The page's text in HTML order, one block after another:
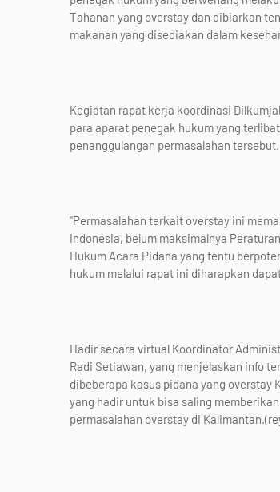
Tahanan yang overstay dan dibiarkan
makanan yang disediakan dalam
Kegiatan rapat kerja koordinasi
para aparat penegak hukum yang
penanggulangan permasalahan tersebut.
"Permasalahan terkait overstay ini
Indonesia, belum maksimalnya
Hukum Acara Pidana yang tentu
hukum melalui rapat ini diharapkan
Hadir secara virtual Koordinator
Radi Setiawan, yang menjelaskan info
dibeberapa kasus pidana yang
yang hadir untuk bisa saling
permasalahan overstay di